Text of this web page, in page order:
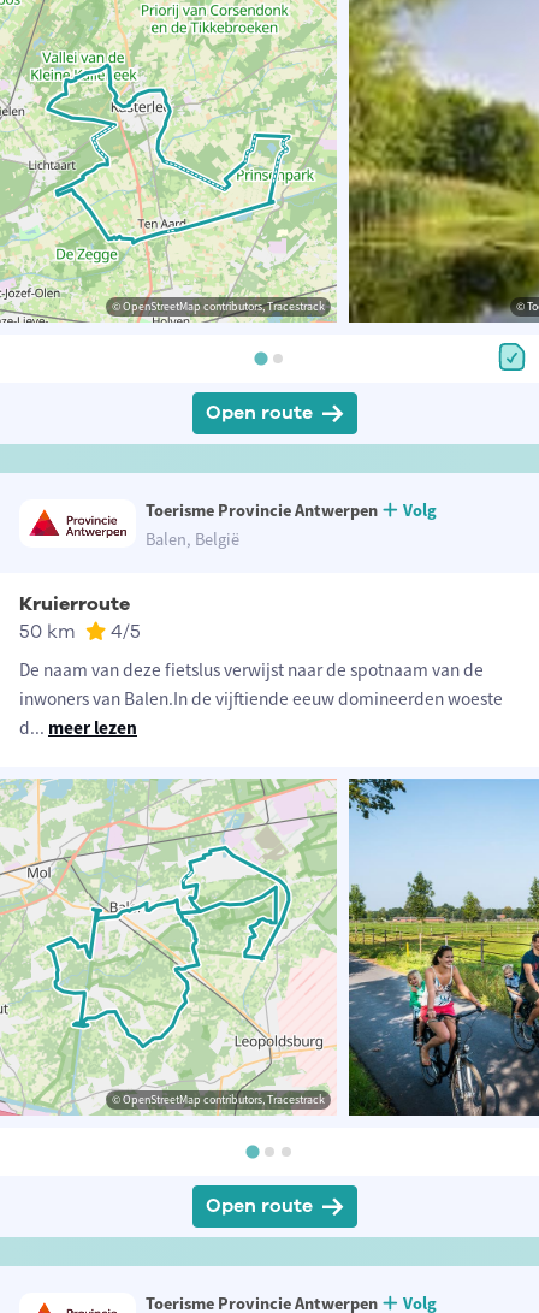
© OpenStreetMap contributors, Tracestrack ©
Open route
Toerisme Provincie Antwerpen
Volg
Balen, België
Kruierroute
50 km 4/5
De naam van deze fietslus verwijst naar de spotnaam van de
inwoners van Balen.In de vijftiende eeuw domineerden woeste
d... meer lezen
© OpenStreetMap contributors, Tracestrack
Open route
Toerisme Provincie Antwerpen Volg